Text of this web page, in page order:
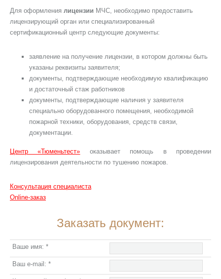
Для оформления лицензии МЧС, необходимо предоставить
лицензирующий орган или специализированный
сертификационный центр следующие документы:
заявление на получение лицензии, в котором должны быть
указаны реквизиты заявителя;
документы, подтверждающие необходимую квалификацию
и достаточный стаж работников
документы, подтверждающие наличия у заявителя
специально оборудованного помещения, необходимой
пожарной техники, оборудования, средств связи,
документации.
Центр «Тюменьтест» оказывает помощь в проведении
лицензирования деятельности по тушению пожаров.
Консультация специалиста
Online-заказ
Заказать документ:
Ваше имя: *
Ваш e-mail: *